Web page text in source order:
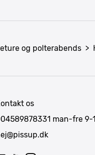
og polterabends >
os
man-fre 9-